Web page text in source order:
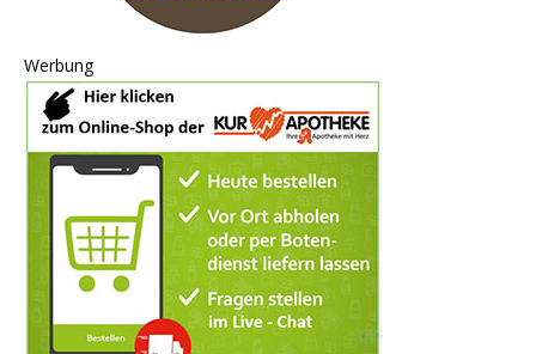
Werbung